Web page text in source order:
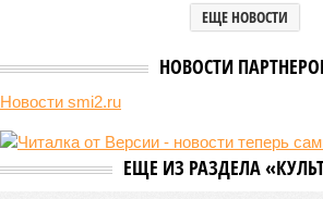
уже получают ключи – в мае 2026 года
заключение о соответствии проектной
разрешение на ввод жилищного комплекса
совсем недалеко, в паре станций метро
улице, картина, можно сказать, прямо
Сюжет:
ЖК «Светлый мир «Станция Л»: та же